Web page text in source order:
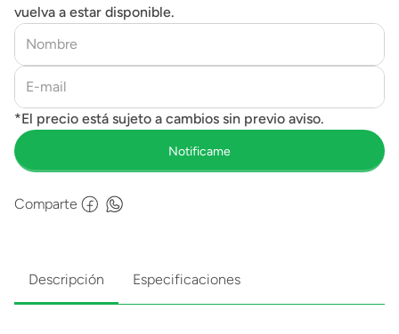
vuelva a estar disponible.
Comparte
Descripción Especificaciones